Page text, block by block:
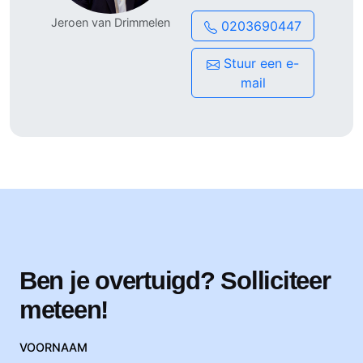
40 uur per week
Contractduur: 6 maanden, met kans op
Jeroen van Drimmelen 0203690447
Stuur een e-
mail
Ben je overtuigd? Solliciteer
meteen!
VOORNAAM